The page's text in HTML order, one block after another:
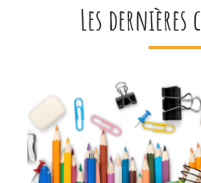
Les dernières